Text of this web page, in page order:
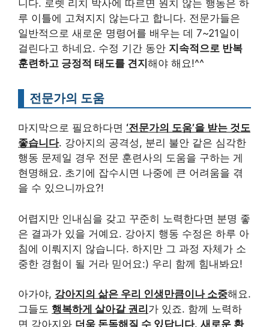
니다. 로렛 리치 박사에 따르면 원치 않는 행동은 하
루 이틀에 고쳐지지 않는다고 합니다. 전문가들은
일반적으로 새로운 명령어를 배우는 데 7~21일이
걸린다고 하네요. 수정 기간 동안 지속적으로 반복
훈련하고 긍정적 태도를 견지 해야 해요!^^
전문가의 도움
마지막으로 필요하다면 ‘전문가의 도움’을 받는 것도
좋습니다. 강아지의 공격성, 분리 불안 같은 심각한
행동 문제일 경우 전문 훈련사의 도움을 구하는 게
현명해요. 초기에 잡수시면 나중에 큰 어려움을 겪
을 수 있으니까요?!
어렵지만 인내심을 갖고 꾸준히 노력한다면 분명 좋
은 결과가 있을 거예요. 강아지 행동 수정은 하루 아
침에 이뤄지지 않습니다. 하지만 그 과정 자체가 소
중한 경험이 될 거라 믿어요:) 우리 함께 힘내봐요!
아가야, 강아지의 삶은 우리 인생만큼이나 소중해요.
그들도 행복하게 살아갈 권리 가 있죠. 함께 노력하
면 강아지와 더욱 돈독해질 수 있답니다. 새로운 환